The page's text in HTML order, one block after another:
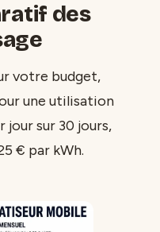
des
votre budget,
une utilisation
jour sur 30 jours,
€ par kWh.